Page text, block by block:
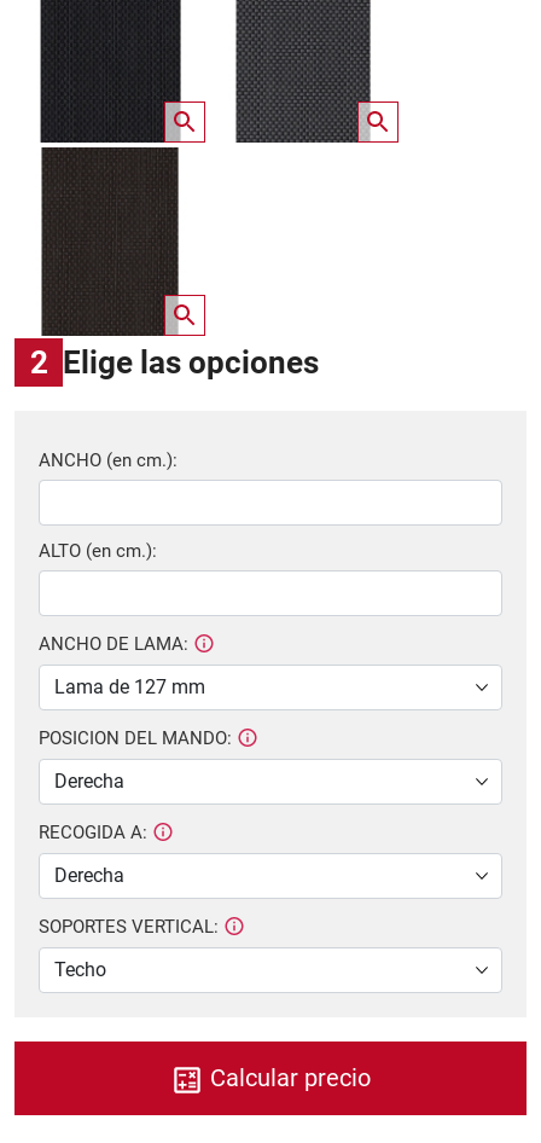
2 Elige las opciones
ANCHO (en cm.):
ALTO (en cm.):
ANCHO DE LAMA:
POSICION DEL MANDO:
RECOGIDA A:
SOPORTES VERTICAL:
Calcular precio